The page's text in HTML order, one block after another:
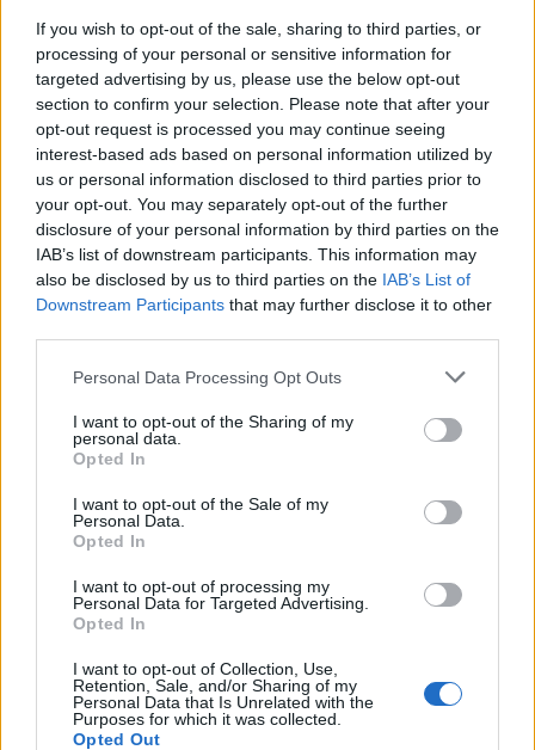
If you wish to opt-out of the sale, sharing to third parties, or
processing of your personal or sensitive information for
targeted advertising by us, please use the below opt-out
section to confirm your selection. Please note that after your
opt-out request is processed you may continue seeing
interest-based ads based on personal information utilized by
us or personal information disclosed to third parties prior to
your opt-out. You may separately opt-out of the further
disclosure of your personal information by third parties on the
IAB’s list of downstream participants. This information may
also be disclosed by us to third parties on the IAB’s List of
Downstream Participants that may further disclose it to other
Personal Data Processing Opt Outs
I want to opt-out of the Sharing of my
personal data.
Opted In
I want to opt-out of the Sale of my
Personal Data.
Opted In
I want to opt-out of processing my
Personal Data for Targeted Advertising.
Opted In
I want to opt-out of Collection, Use,
Retention, Sale, and/or Sharing of my
Personal Data that Is Unrelated with the
Purposes for which it was collected.
Opted Out
застрашава гръцкия туризъм
08.07.2021 / 18:00